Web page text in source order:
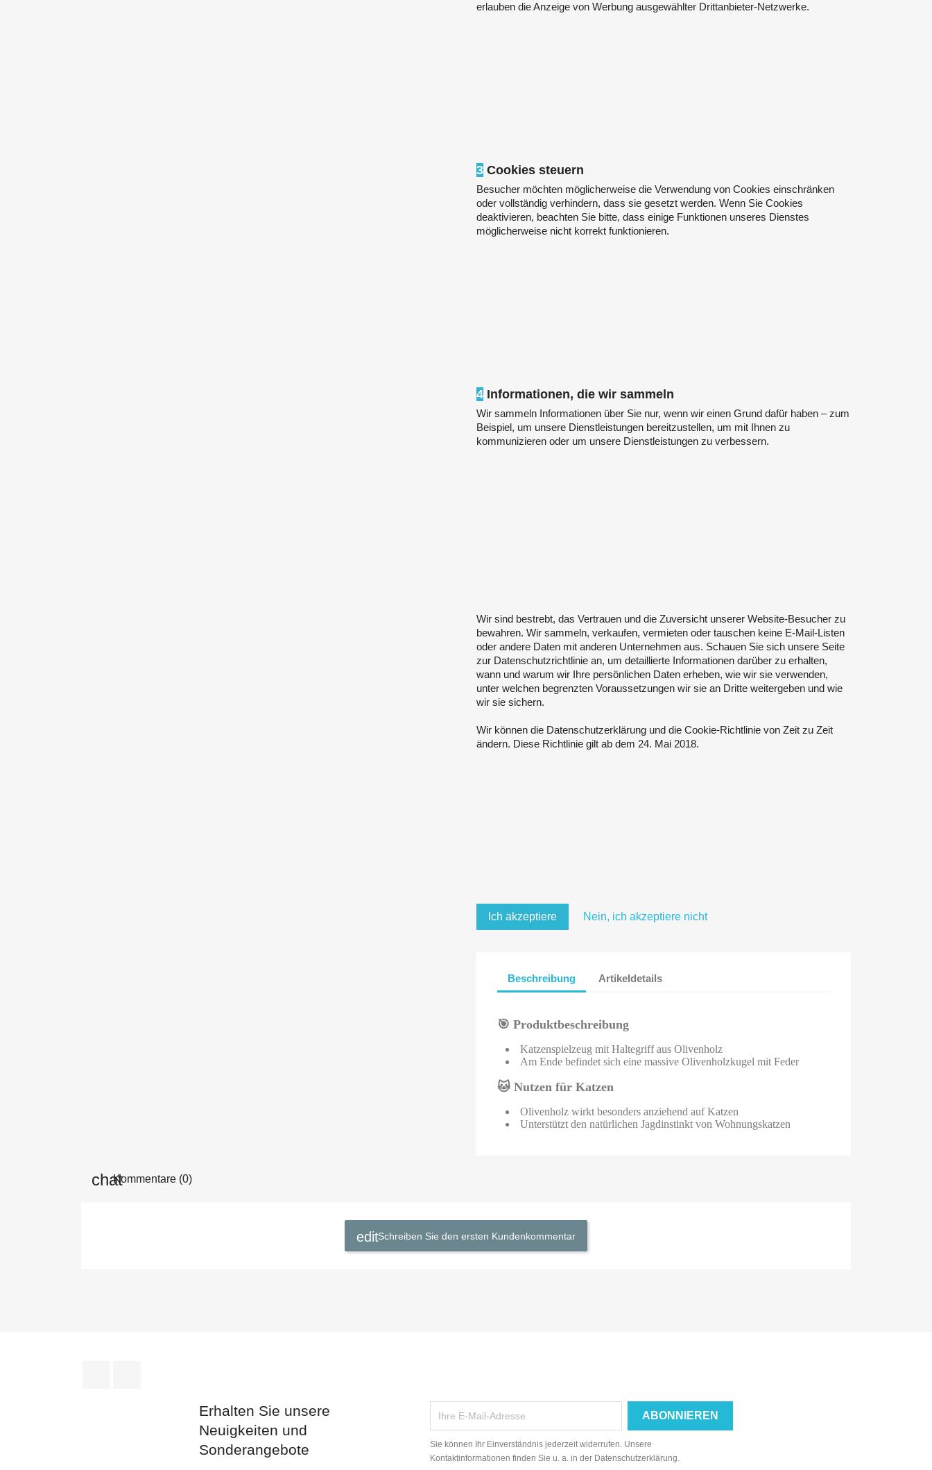
erlauben die Anzeige von Werbung ausgewählter Drittanbieter-Netzwerke.
3 Cookies steuern
Besucher möchten möglicherweise die Verwendung von Cookies einschränken
oder vollständig verhindern, dass sie gesetzt werden. Wenn Sie Cookies
deaktivieren, beachten Sie bitte, dass einige Funktionen unseres Dienstes
möglicherweise nicht korrekt funktionieren.
4 Informationen, die wir sammeln
Wir sammeln Informationen über Sie nur, wenn wir einen Grund dafür haben – zum
Beispiel, um unsere Dienstleistungen bereitzustellen, um mit Ihnen zu
kommunizieren oder um unsere Dienstleistungen zu verbessern.
Wir sind bestrebt, das Vertrauen und die Zuversicht unserer Website-Besucher zu
bewahren. Wir sammeln, verkaufen, vermieten oder tauschen keine E-Mail-Listen
oder andere Daten mit anderen Unternehmen aus. Schauen Sie sich unsere Seite
zur Datenschutzrichtlinie an, um detaillierte Informationen darüber zu erhalten,
wann und warum wir Ihre persönlichen Daten erheben, wie wir sie verwenden,
unter welchen begrenzten Voraussetzungen wir sie an Dritte weitergeben und wie
wir sie sichern.
Wir können die Datenschutzerklärung und die Cookie-Richtlinie von Zeit zu Zeit
ändern. Diese Richtlinie gilt ab dem 24. Mai 2018.
Ich akzeptiere Nein, ich akzeptiere nicht
Beschreibung Artikeldetails
🎯 Produktbeschreibung
Katzenspielzeug mit Haltegriff aus Olivenholz
Am Ende befindet sich eine massive Olivenholzkugel mit Feder
🐱 Nutzen für Katzen
Olivenholz wirkt besonders anziehend auf Katzen
Unterstützt den natürlichen Jagdinstinkt von Wohnungskatzen
Kommentare (0)
Schreiben Sie den ersten Kundenkommentar
Erhalten Sie unsere
Neuigkeiten und
Sonderangebote
Sie können Ihr Einverständnis jederzeit widerrufen. Unsere
Kontaktinformationen finden Sie u. a. in der Datenschutzerklärung.